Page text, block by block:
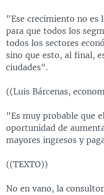
"Ese crecimiento no
para que todos los
todos los sectores
sino que esto, al final,
ciudades".
((Luis Bárcenas,
"Es muy probable que
oportunidad de
mayores ingresos y
((TEXTO))
No en vano, la